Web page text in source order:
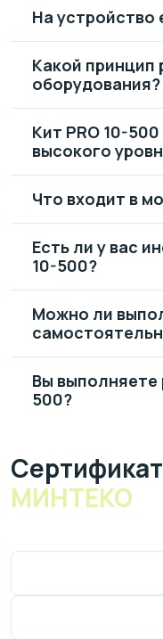
На устройство
Какой принцип
оборудования?
Кит PRO 10-
высокого
Что входит в
Есть ли у вас
10-500?
Можно ли
Вы выполняете
500?
МИНТЕКО